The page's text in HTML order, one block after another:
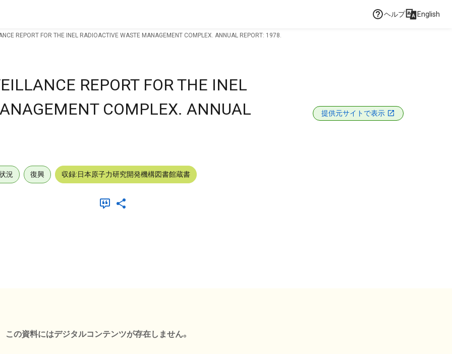
ヘルプ English
REPORT FOR THE INEL RADIOACTIVE WASTE MANAGEMENT COMPLEX. ANNUAL REPORT: 1978.
REPORT FOR THE INEL
COMPLEX. ANNUAL
提供元サイトで表示
況 復興 収録:日本原子力研究開発機構図書館蔵書
この資料にはデジタルコンテンツが存在しません。